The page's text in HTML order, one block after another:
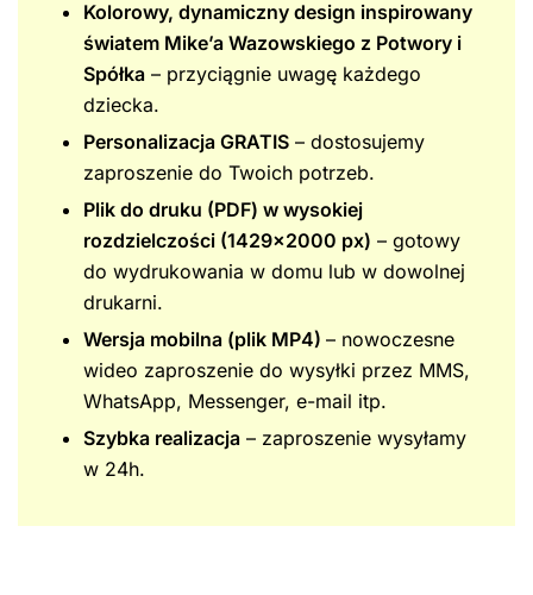
Kolorowy, dynamiczny design inspirowany
światem Mike’a Wazowskiego z Potwory i
Spółka – przyciągnie uwagę każdego
dziecka.
Personalizacja GRATIS – dostosujemy
zaproszenie do Twoich potrzeb.
Plik do druku (PDF) w wysokiej
rozdzielczości (1429×2000 px) – gotowy
do wydrukowania w domu lub w dowolnej
drukarni.
Wersja mobilna (plik MP4) – nowoczesne
wideo zaproszenie do wysyłki przez MMS,
WhatsApp, Messenger, e-mail itp.
Szybka realizacja – zaproszenie wysyłamy
w 24h.